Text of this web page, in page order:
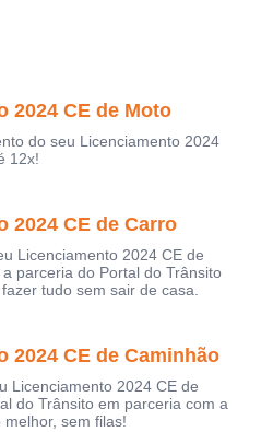
2024 CE de Moto
do seu Licenciamento 2024
12x!
2024 CE de Carro
Licenciamento 2024 CE de
parceria do Portal do Trânsito
tudo sem sair de casa.
2024 CE de Caminhão
Licenciamento 2024 CE de
do Trânsito em parceria com a
sem filas!